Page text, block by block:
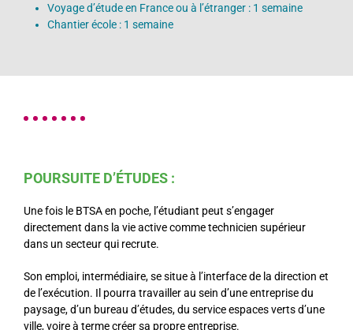
Voyage d’étude en France ou à l’étranger : 1 semaine
Chantier école : 1 semaine
POURSUITE D’ÉTUDES :
Une fois le BTSA en poche, l’étudiant peut s’engager
directement dans la vie active comme technicien supérieur
dans un secteur qui recrute.
Son emploi, intermédiaire, se situe à l’interface de la direction et
de l’exécution. Il pourra travailler au sein d’une entreprise du
paysage, d’un bureau d’études, du service espaces verts d’une
ville, voire à terme créer sa propre entreprise.